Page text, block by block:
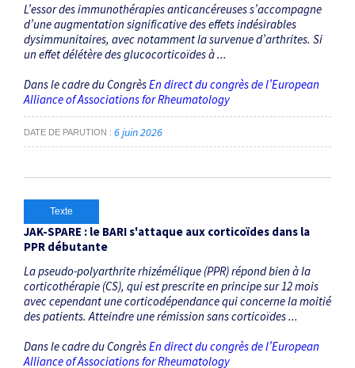
L’essor des immunothérapies anticancéreuses s’accompagne
d’une augmentation significative des effets indésirables
dysimmunitaires, avec notamment la survenue d’arthrites. Si
un effet délétère des glucocorticoïdes à ...
Dans le cadre du CongrèsEn direct du congrès de l’European
Alliance of Associations for Rheumatology
DATE DE PARUTION 6 juin 2026
Texte
JAK-SPARE : le BARI s'attaque aux corticoïdes dans la
PPR débutante
La pseudo-polyarthrite rhizémélique (PPR) répond bien à la
corticothérapie (CS), qui est prescrite en principe sur 12 mois
avec cependant une corticodépendance qui concerne la moitié
des patients. Atteindre une rémission sans corticoïdes ...
Dans le cadre du CongrèsEn direct du congrès de l’European
Alliance of Associations for Rheumatology